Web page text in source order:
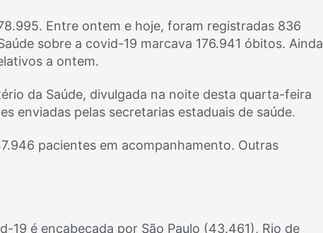
Entre ontem e hoje, foram registradas 836
sobre a covid-19 marcava 176.941 óbitos. Ainda
a ontem.
da Saúde, divulgada na noite desta quarta-feira
enviadas pelas secretarias estaduais de saúde.
pacientes em acompanhamento. Outras
19 é encabeçada por São Paulo (43.461), Rio de